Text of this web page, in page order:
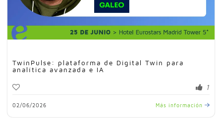
TwinPulse: plataforma de Digital Twin para
analítica avanzada e IA
1
02/06/2026 Más información